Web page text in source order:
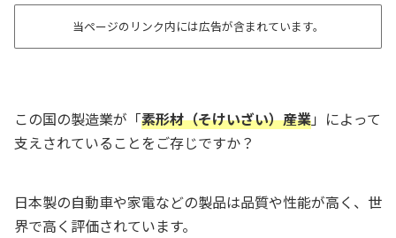
当ページのリンク内には広告が含まれています。
この国の製造業が「素形材（そけいざい）産業」によって
支えされていることをご存じですか？
日本製の自動車や家電などの製品は品質や性能が高く、世
界で高く評価されています。